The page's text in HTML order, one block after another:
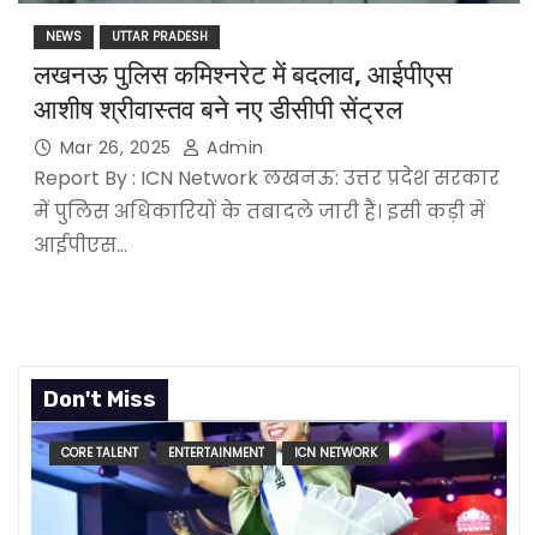
NEWS UTTAR PRADESH
लखनऊ पुलिस कमिश्नरेट में बदलाव, आईपीएस
आशीष श्रीवास्तव बने नए डीसीपी सेंट्रल
Mar 26, 2025 Admin
Report By : ICN Network लखनऊ: उत्तर प्रदेश सरकार
में पुलिस अधिकारियों के तबादले जारी हैं। इसी कड़ी में
आईपीएस…
Don't Miss
CORE TALENT ENTERTAINMENT ICN NETWORK